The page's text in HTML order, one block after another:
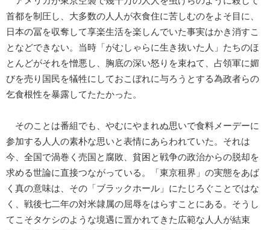
首都を制圧し、大多数の人人が衣食住に苦しむのをよそ目に、
日本の冨を収奪して享楽生活を楽しんでいた事実はかき消すこ
となどできない。当時「がむしゃらに生き抜いた人」たちのほ
とんどがそれを憎悪し、胸底の深い怒りを束ねて、占領軍に媚
びを売り国民を犠牲にしておこぼれに与ろうとする為政者らの
乞食根性を暴露してたたかった。
そのことは番組でも、やむにやまれぬ思いで食料メーデーに
参加する人人の素朴な思いと表情にあらわれていた。それは
今、全国で渦巻く売国と腐敗、貧困と戦争の政治からの脱却を
求める世論に直接つながっている。「東京租界」の実態をあば
く真の意味は、その「ブラックホール」にたじろぐことではな
く、戦後七二年の対米隷属の屈辱をはらすことにある。そうし
てこそタケシのような境遇に置かれてきた広範な人人が結束